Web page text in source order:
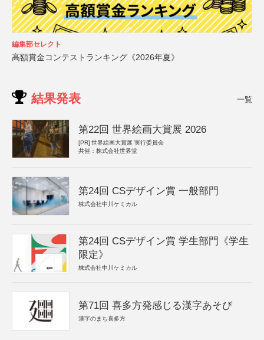
編集部セレクト
高額賞金コンテストランキング《2026年夏》
結果発表 一覧
第22回 世界絵画大賞展 2026
[PR] 世界絵画大賞展 実行委員会
共催：株式会社世界堂
第24回 CSデザイン賞 一般部門
株式会社中川ケミカル
第24回 CSデザイン賞 学生部門《学生
限定》
株式会社中川ケミカル
第71回 喜多方発感じる漢字あそび
漢字のまち喜多方